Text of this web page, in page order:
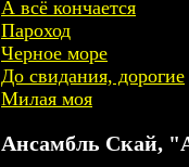
А всё кончается
Пароход
Черное море
До свидания, дорогие
Милая моя
Ансамбль Скай,